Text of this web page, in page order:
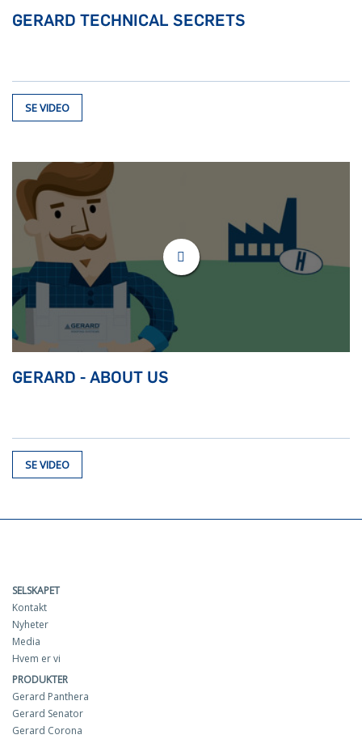
GERARD TECHNICAL SECRETS
SE VIDEO
GERARD - ABOUT US
SE VIDEO
SELSKAPET
Kontakt
Nyheter
Media
Hvem er vi
PRODUKTER
Gerard Panthera
Gerard Senator
Gerard Corona